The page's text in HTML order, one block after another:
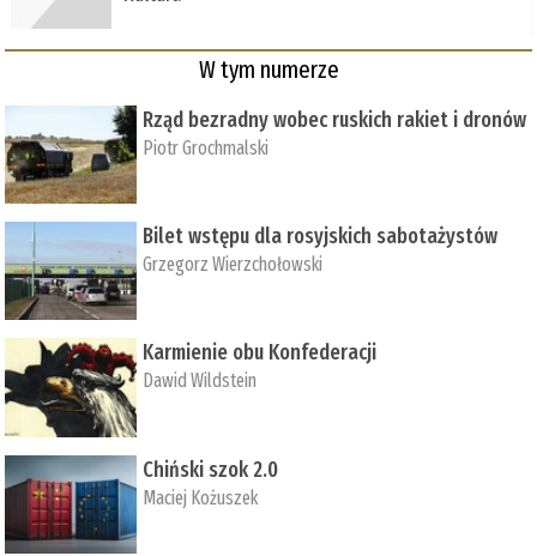
W tym numerze
Rząd bezradny wobec ruskich rakiet i dronów
Piotr Grochmalski
Bilet wstępu dla rosyjskich sabotażystów
Grzegorz Wierzchołowski
Karmienie obu Konfederacji
Dawid Wildstein
Chiński szok 2.0
Maciej Kożuszek